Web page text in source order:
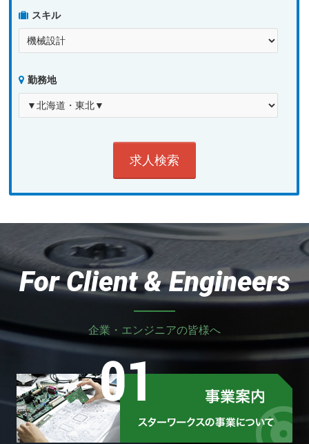
スキル
勤務地
For Client & Engineers
企業・エンジニアの皆様へ